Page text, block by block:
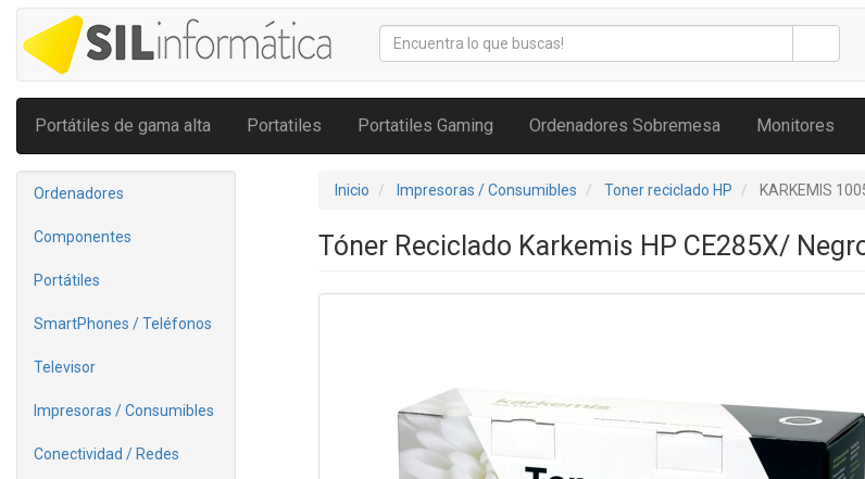
Portátiles de gama alta Portatiles Portatiles Gaming Ordenadores Sobremesa Monitores
Ordenadores
Componentes
Portátiles
SmartPhones / Teléfonos
Televisor
Impresoras / Consumibles
Conectividad / Redes
Inicio Impresoras / Consumibles Toner reciclado HP KARKEMIS
Tóner Reciclado Karkemis HP CE285X/